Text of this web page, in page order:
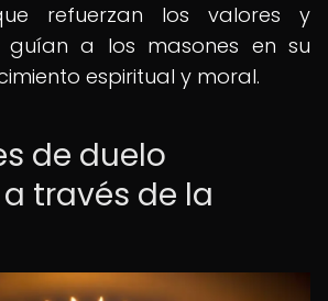
refuerzan los valores y
guían a los masones en su
espiritual y moral.
de duelo
través de la